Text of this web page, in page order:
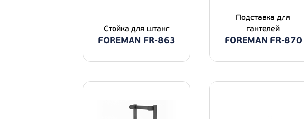
Стойка для штанг
FOREMAN FR-863
Подставка для
гантелей
FOREMAN FR-870